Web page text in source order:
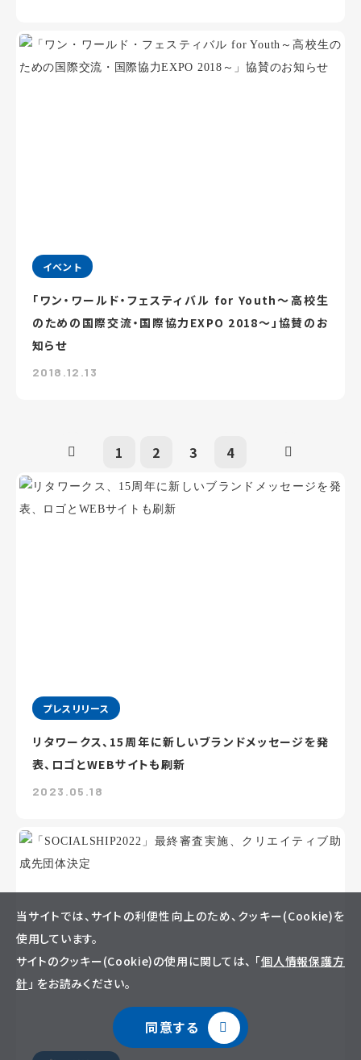
イベント
「ワン・ワールド・フェスティバル for Youth～高校生
のための国際交流・国際協力EXPO 2018～」協賛のお
知らせ
2018.12.13
1 2 3 4
プレスリリース
リタワークス、15周年に新しいブランドメッセージを発
表、ロゴとWEBサイトも刷新
2023.05.18
当サイトでは、サイトの利便性向上のため、クッキー(Cookie)を
使用しています。
サイトのクッキー(Cookie)の使用に関しては、 「個人情報保護方
針」 をお読みください。
同意する